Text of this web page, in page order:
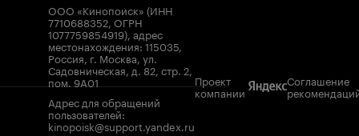
ООО «Кинопоиск» (ИНН
7710688352, ОГРН
1077759854919), адрес
местонахождения: 115035,
Россия, г. Москва, ул.
Садовническая, д. 82, стр. 2,
пом. 9А01
Адрес для обращений
пользователей:
kinopoisk@support.yandex.ru
Проект
компании
Соглашение